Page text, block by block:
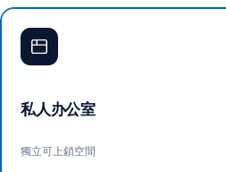
私人办公室
獨立可上鎖空間